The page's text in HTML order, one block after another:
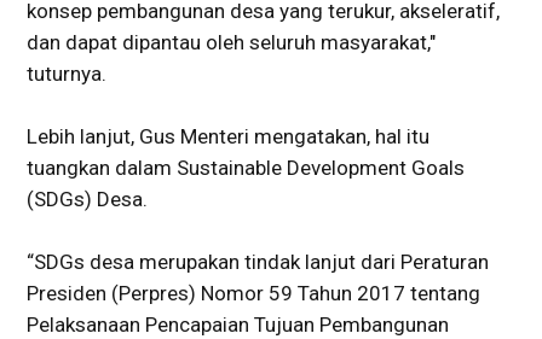
konsep pembangunan desa yang terukur, akseleratif,
dan dapat dipantau oleh seluruh masyarakat,"
tuturnya.
Lebih lanjut, Gus Menteri mengatakan, hal itu
tuangkan dalam Sustainable Development Goals
(SDGs) Desa.
“SDGs desa merupakan tindak lanjut dari Peraturan
Presiden (Perpres) Nomor 59 Tahun 2017 tentang
Pelaksanaan Pencapaian Tujuan Pembangunan